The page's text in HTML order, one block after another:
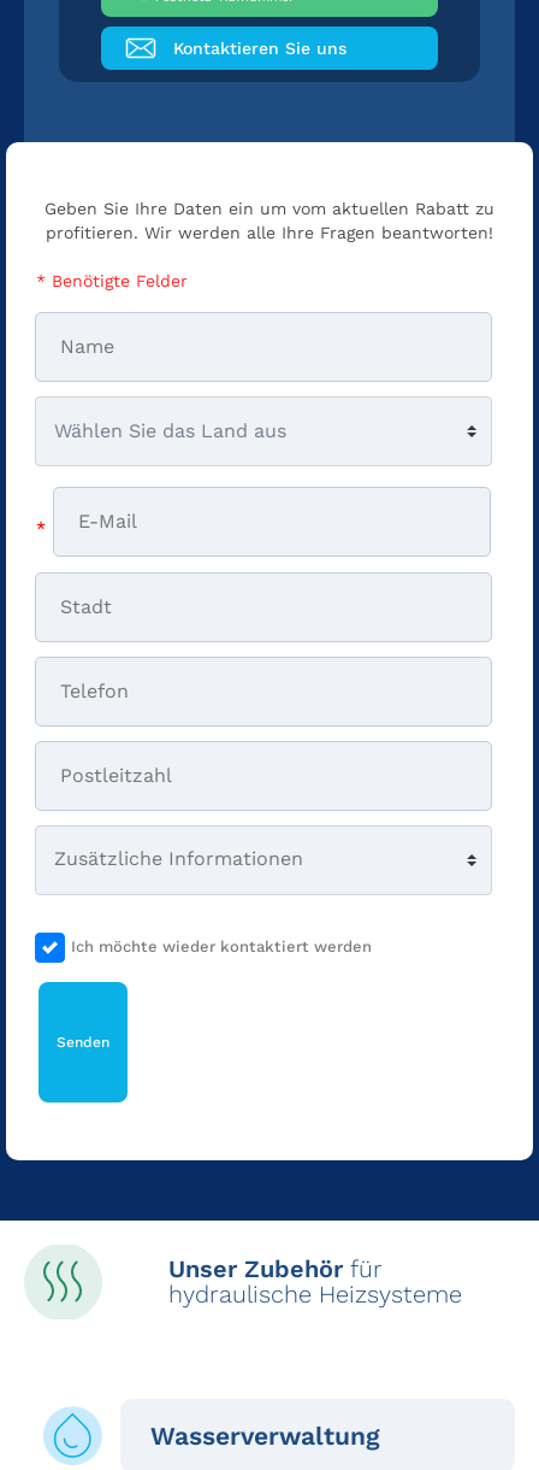
Kontaktieren Sie uns
Geben Sie Ihre Daten ein um vom aktuellen Rabatt zu
profitieren. Wir werden alle Ihre Fragen beantworten!
* Benötigte Felder
*
Ich möchte wieder kontaktiert werden
Unser Zubehörfür
hydraulische Heizsysteme
Wasserverwaltung